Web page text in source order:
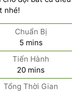
nhé!
Chuẩn Bị
5 mins
Tiến Hành
20 mins
Tổng Thời Gian